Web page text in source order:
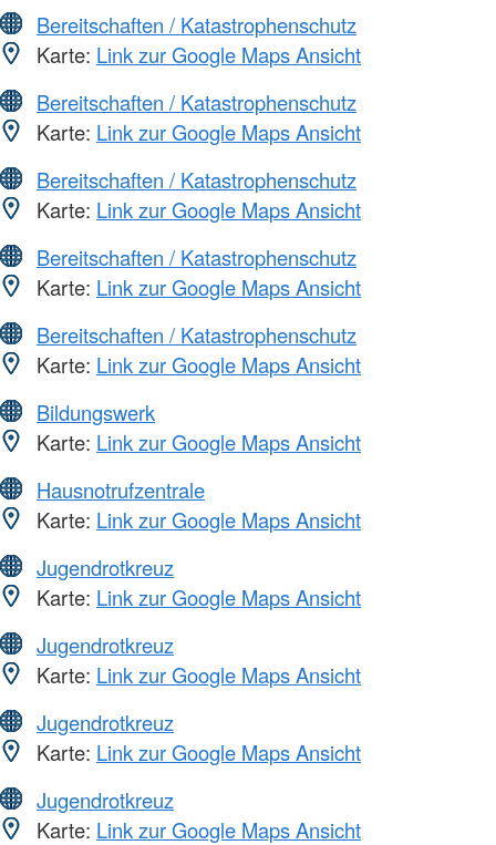
Bereitschaften / Katastrophenschutz
Karte: Link zur Google Maps Ansicht
Bereitschaften / Katastrophenschutz
Karte: Link zur Google Maps Ansicht
Bereitschaften / Katastrophenschutz
Karte: Link zur Google Maps Ansicht
Bereitschaften / Katastrophenschutz
Karte: Link zur Google Maps Ansicht
Bereitschaften / Katastrophenschutz
Karte: Link zur Google Maps Ansicht
Bildungswerk
Karte: Link zur Google Maps Ansicht
Hausnotrufzentrale
Karte: Link zur Google Maps Ansicht
Jugendrotkreuz
Karte: Link zur Google Maps Ansicht
Jugendrotkreuz
Karte: Link zur Google Maps Ansicht
Jugendrotkreuz
Karte: Link zur Google Maps Ansicht
Jugendrotkreuz
Karte: Link zur Google Maps Ansicht